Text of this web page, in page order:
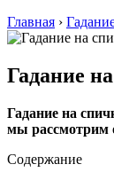
Главная ›
Гадание
Гадание на
мы рассмотрим
Содержание